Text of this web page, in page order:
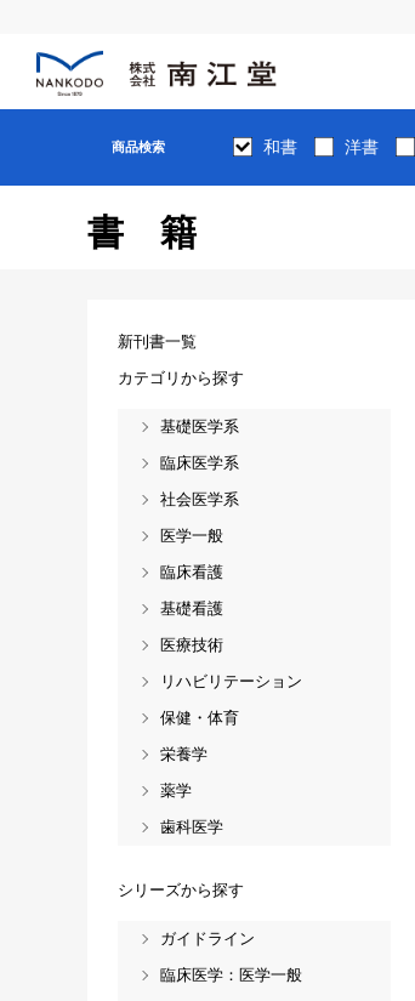
商品検索 和書 洋書
書籍
新刊書一覧
カテゴリから探す
基礎医学系
臨床医学系
社会医学系
医学一般
臨床看護
基礎看護
医療技術
リハビリテーション
保健・体育
栄養学
薬学
歯科医学
シリーズから探す
ガイドライン
臨床医学：医学一般